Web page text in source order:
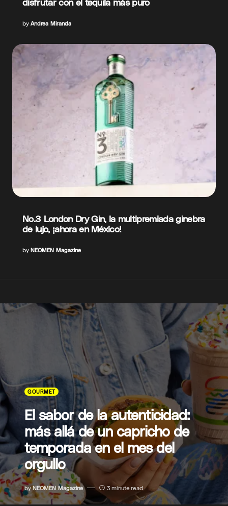
by Andrea Miranda
No.3 London Dry Gin, la multipremiada ginebra
de lujo, ¡ahora en México!
by NEOMEN Magazine
GOURMET
El sabor de la autenticidad:
más allá de un capricho de
temporada en el mes del
orgullo
by NEOMEN Magazine 3 minute read